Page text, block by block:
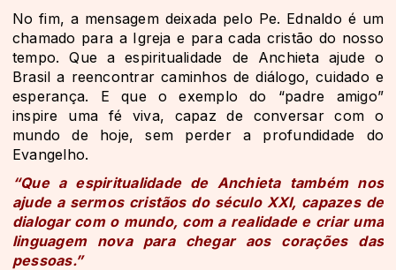
No fim, a mensagem deixada pelo Pe. Ednaldo é um
chamado para a Igreja e para cada cristão do nosso
tempo. Que a espiritualidade de Anchieta ajude o
Brasil a reencontrar caminhos de diálogo, cuidado e
esperança. E que o exemplo do “padre amigo”
inspire uma fé viva, capaz de conversar com o
mundo de hoje, sem perder a profundidade do
Evangelho.
“Que a espiritualidade de Anchieta também nos
ajude a sermos cristãos do século XXI, capazes de
dialogar com o mundo, com a realidade e criar uma
linguagem nova para chegar aos corações das
pessoas.”